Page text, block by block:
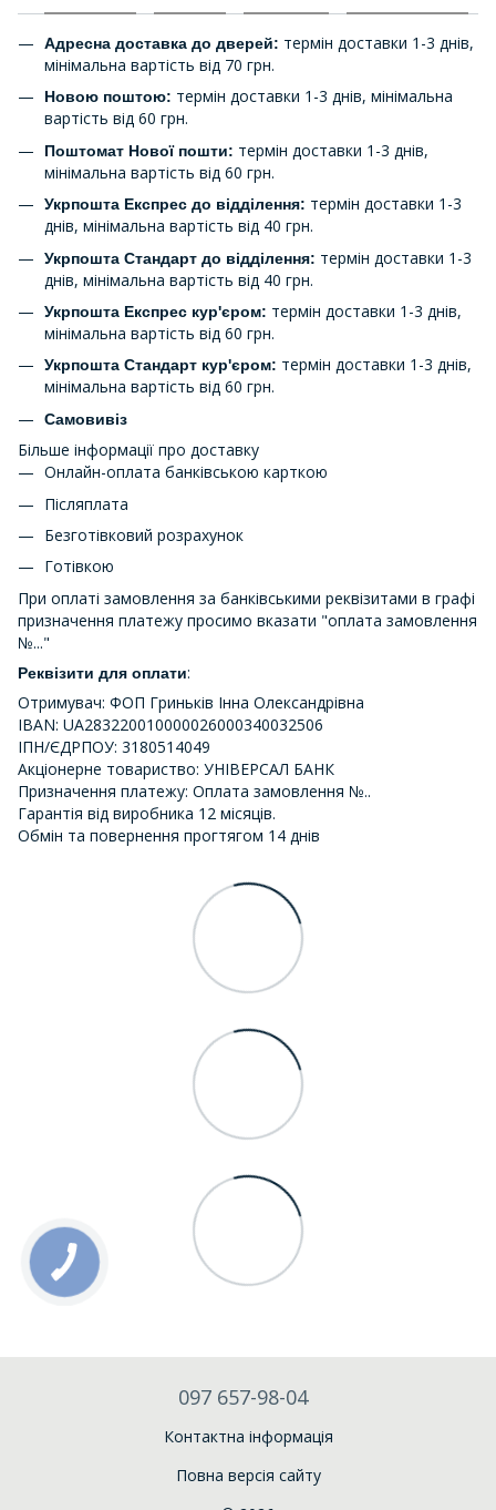
Адресна доставка до дверей: термін доставки 1-3 днів,
мінімальна вартість від 70 грн.
Новою поштою: термін доставки 1-3 днів, мінімальна
вартість від 60 грн.
Поштомат Нової пошти: термін доставки 1-3 днів,
мінімальна вартість від 60 грн.
Укрпошта Експрес до відділення: термін доставки 1-3
днів, мінімальна вартість від 40 грн.
Укрпошта Стандарт до відділення: термін доставки 1-3
днів, мінімальна вартість від 40 грн.
Укрпошта Експрес кур'єром: термін доставки 1-3 днів,
мінімальна вартість від 60 грн.
Укрпошта Стандарт кур'єром: термін доставки 1-3 днів,
мінімальна вартість від 60 грн.
Самовивіз
Більше інформації про доставку
Онлайн-оплата банківською карткою
Післяплата
Безготівковий розрахунок
Готівкою
При оплаті замовлення за банківськими реквізитами в графі
призначення платежу просимо вказати "оплата замовлення
№..."
Реквізити для оплати:
Отримувач: ФОП Гриньків Інна Олександрівна
IBAN: UA283220010000026000340032506
ІПН/ЄДРПОУ: 3180514049
Акціонерне товариство: УНІВЕРСАЛ БАНК
Призначення платежу: Оплата замовлення №..
Гарантія від виробника 12 місяців.
Обмін та повернення прогтягом 14 днів
097 657-98-04
Контактна інформація
Повна версія сайту